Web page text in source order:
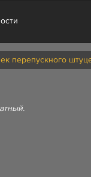
перепускного